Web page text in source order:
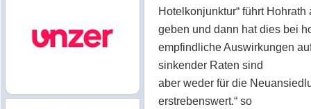
Hotelkonjunktur“ führt
geben und dann hat dies bei
empfindliche Auswirkungen
sinkender Raten sind
aber weder für die
erstrebenswert.“ so